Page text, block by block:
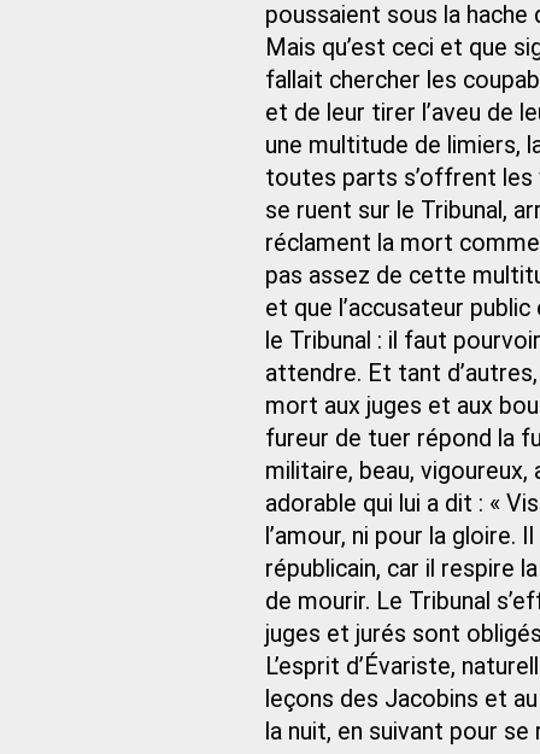
poussaient sous la
Mais qu’est ceci et que
fallait chercher les
et de leur tirer l’aveu de
une multitude de limiers,
toutes parts s’offrent les
se ruent sur le Tribunal,
réclament la mort
pas assez de cette
et que l’accusateur
le Tribunal : il faut
attendre. Et tant
mort aux juges et aux
fureur de tuer répond la
militaire, beau, vigoureux,
adorable qui lui a dit : «
l’amour, ni pour la gloire.
républicain, car il respire
de mourir. Le Tribunal
juges et jurés sont
L’esprit d’Évariste,
leçons des Jacobins et
la nuit, en suivant pour